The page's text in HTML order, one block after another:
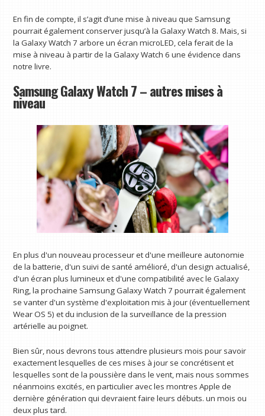
En fin de compte, il s’agit d’une mise à niveau que Samsung
pourrait également conserver jusqu’à la Galaxy Watch 8. Mais, si
la Galaxy Watch 7 arbore un écran microLED, cela ferait de la
mise à niveau à partir de la Galaxy Watch 6 une évidence dans
notre livre.
Samsung Galaxy Watch 7 – autres mises à
niveau
En plus d'un nouveau processeur et d'une meilleure autonomie
de la batterie, d'un suivi de santé amélioré, d'un design actualisé,
d'un écran plus lumineux et d'une compatibilité avec le Galaxy
Ring, la prochaine Samsung Galaxy Watch 7 pourrait également
se vanter d'un système d'exploitation mis à jour (éventuellement
Wear OS 5) et du inclusion de la surveillance de la pression
artérielle au poignet.
Bien sûr, nous devrons tous attendre plusieurs mois pour savoir
exactement lesquelles de ces mises à jour se concrétisent et
lesquelles sont de la poussière dans le vent, mais nous sommes
néanmoins excités, en particulier avec les montres Apple de
dernière génération qui devraient faire leurs débuts. un mois ou
deux plus tard.